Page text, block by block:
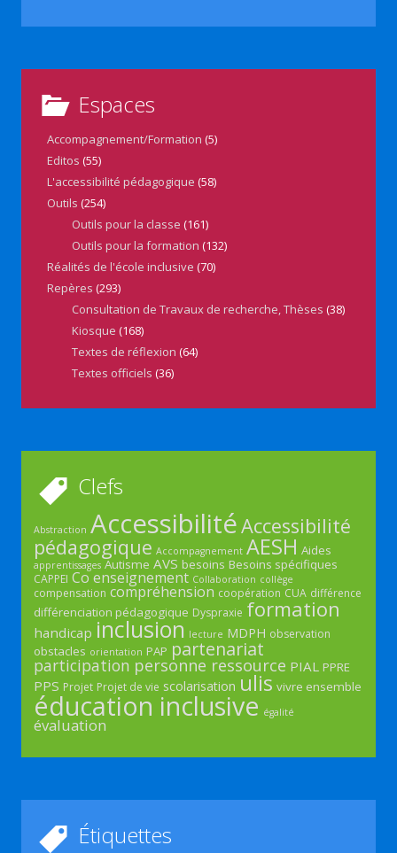
Espaces
Accompagnement/Formation (5)
Editos (55)
L'accessibilité pédagogique (58)
Outils (254)
Outils pour la classe (161)
Outils pour la formation (132)
Réalités de l'école inclusive (70)
Repères (293)
Consultation de Travaux de recherche, Thèses (38)
Kiosque (168)
Textes de réflexion (64)
Textes officiels (36)
Clefs
Abstraction AccessibilitéAccessibilité
pédagogique Accompagnement AESH Aides
apprentissages Autisme AVS besoins Besoins spécifiques
CAPPEI Co enseignement Collaboration collège
compensation compréhension coopération CUA différence
différenciation pédagogique Dyspraxie formation
handicap inclusion lecture MDPH observation
obstacles orientation PAP partenariat
participation personne ressource PIAL PPRE
PPS Projet Projet de vie scolarisation ulis vivre ensemble
éducation inclusive égalité
évaluation
Étiquettes